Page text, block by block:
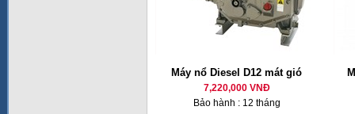
Máy nổ Diesel D12 mát gió
7,220,000 VNĐ
Bảo hành : 12 tháng